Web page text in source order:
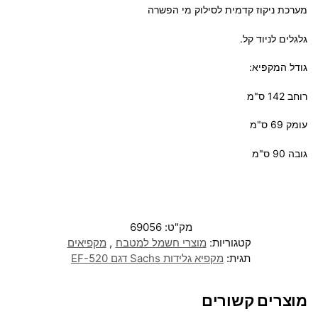
מערכת ניקוז קדמית לסילוק מי הפשרה
גלגלים לניוד קל.
גודל המקפיא:
רוחב 142 ס"מ
עומק 69 ס"מ
גובה 90 ס"מ
מק"ט:69056
קטגוריות: מוצרי חשמל למטבח , מקפיאים
תגית: מקפיא גלידות Sachs דגם EF-520
מוצרים קשורים